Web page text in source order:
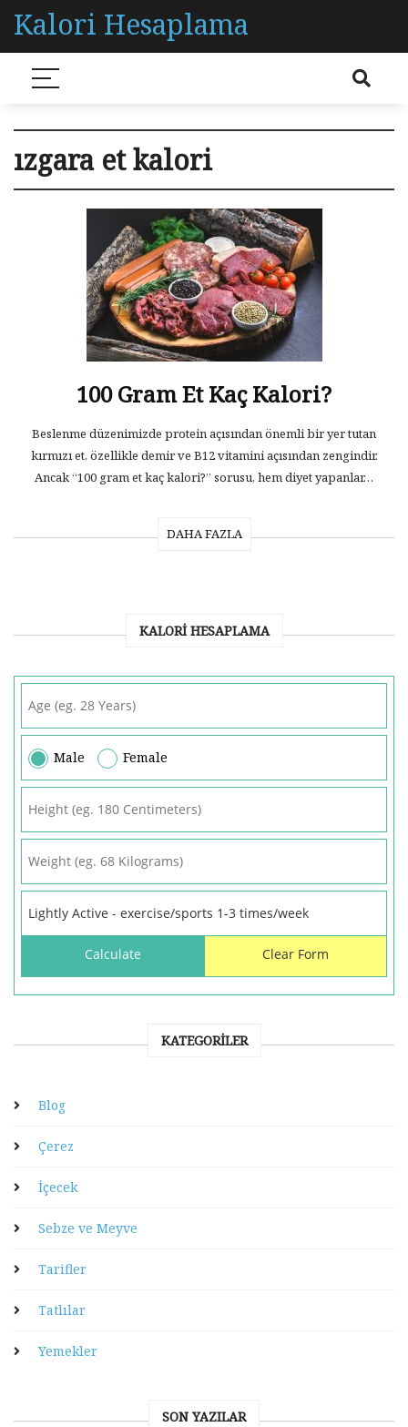
Kalori Hesaplama
ızgara et kalori
100 Gram Et Kaç Kalori?
Beslenme düzenimizde protein açısından önemli bir yer tutan
kırmızı et, özellikle demir ve B12 vitamini açısından zengindir.
Ancak “100 gram et kaç kalori?” sorusu, hem diyet yapanlar…
DAHA FAZLA
KALORI HESAPLAMA
Male Female
KATEGORILER
Blog
Çerez
İçecek
Sebze ve Meyve
Tarifler
Tatlılar
Yemekler
SON YAZILAR